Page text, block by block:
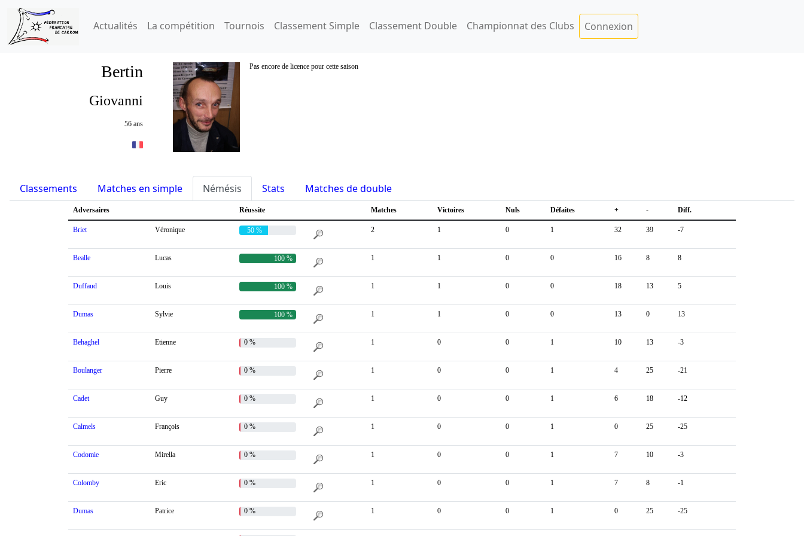
Actualités La compétition Tournois Classement Simple Classement Double Championnat des Clubs Connexion
Bertin Pas encore de licence pour cette saison
Giovanni
56 ans
Classements Matches en simple Némésis Stats Matches de double
Adversaires Réussite Matches Victoires Nuls Défaites + - Diff.
Briet Véronique 50 % 2 1 0 1 32 39 -7
Bealle Lucas 100 % 1 1 0 0 16 8 8
Duffaud Louis 100 % 1 1 0 0 18 13 5
Dumas Sylvie 100 % 1 1 0 0 13 0 13
Behaghel Etienne 0 % 1 0 0 1 10 13 -3
Boulanger Pierre 0 % 1 0 0 1 4 25 -21
Cadet Guy 0 % 1 0 0 1 6 18 -12
Calmels François 0 % 1 0 0 1 0 25 -25
Codomie Mirella 0 % 1 0 0 1 7 10 -3
Colomby Eric 0 % 1 0 0 1 7 8 -1
Dumas Patrice 0 % 1 0 0 1 0 25 -25